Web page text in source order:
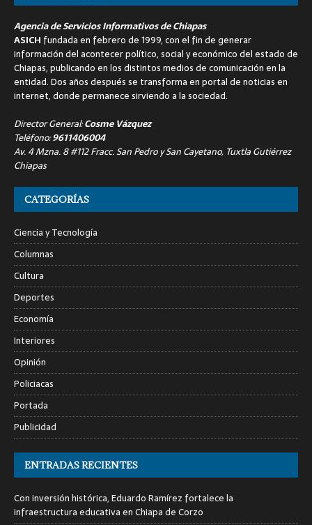
Agencia de Servicios Informativos de Chiapas
ASICH fundada en febrero de 1999, con el fin de generar
información del acontecer político, social y económico del estado de
Chiapas, publicando en los distintos medios de comunicación en la
entidad. Dos años después se transforma en portal de noticias en
internet, donde permanece sirviendo a la sociedad.
Director General:Cosme Vázquez
Teléfono:9611406004
Av. 4 Mzna. 8 #112 Fracc. San Pedro y San Cayetano, Tuxtla Gutiérrez
Chiapas
CATEGORÍAS
Ciencia y Tecnología
Columnas
Cultura
Deportes
Economía
Interiores
Opinión
Policiacas
Portada
Publicidad
ENTRADAS RECIENTES
Con inversión histórica, Eduardo Ramírez fortalece la
infraestructura educativa en Chiapa de Corzo